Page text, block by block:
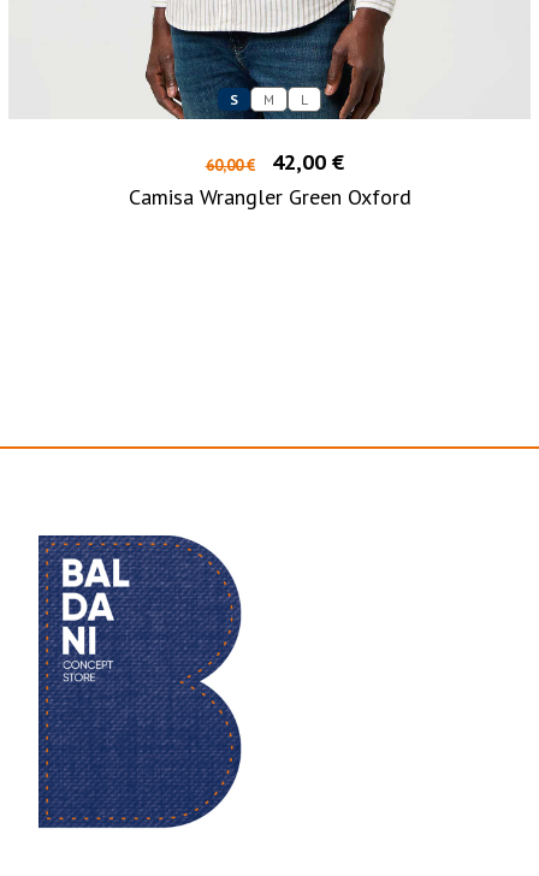
S M L
60,00 €
42,00 €
Camisa Wrangler Green Oxford